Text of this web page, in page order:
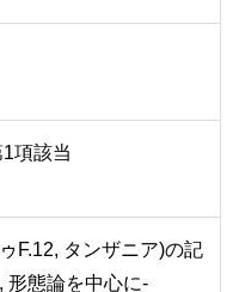
項該当
F.12, タンザニア)の記
態論を中心に-